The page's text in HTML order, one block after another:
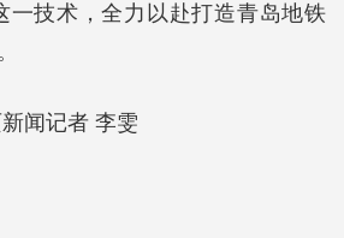
一技术，全力以赴打造青岛地铁
闻记者 李雯